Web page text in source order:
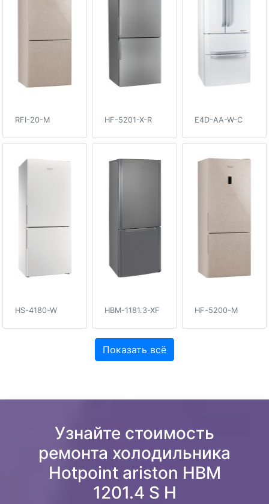
RFI-20-M HF-5201-X-R E4D-AA-W-C
HS-4180-W HBM-1181.3-XF HF-5200-M
Показать всё
Узнайте стоимость
ремонта холодильника
Hotpoint ariston HBM
1201.4 S H